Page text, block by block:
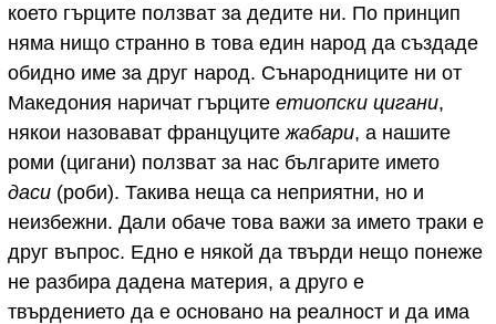
което гърците ползват за дедите ни. По принцип
няма нищо странно в това един народ да създаде
обидно име за друг народ. Сънародниците ни от
Македония наричат гърците етиопски цигани,
някои назовават француците жабари, а нашите
роми (цигани) ползват за нас българите името
даси (роби). Такива неща са неприятни, но и
неизбежни. Дали обаче това важи за името траки е
друг въпрос. Едно е някой да твърди нещо понеже
не разбира дадена материя, а друго е
твърдението да е основано на реалност и да има